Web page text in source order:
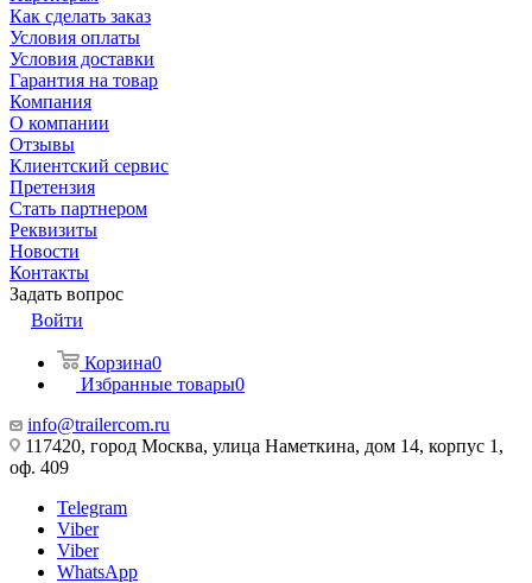
Как сделать заказ
Условия оплаты
Условия доставки
Гарантия на товар
Компания
О компании
Отзывы
Клиентский сервис
Претензия
Стать партнером
Реквизиты
Новости
Контакты
Задать вопрос
Войти
Корзина0
Избранные товары0
info@trailercom.ru
117420, город Москва, улица Наметкина, дом 14, корпус 1,
оф. 409
Telegram
Viber
Viber
WhatsApp